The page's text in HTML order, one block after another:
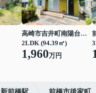
高崎市吉井町南陽台２丁目
2LDK (94.39㎡)
1,960万円